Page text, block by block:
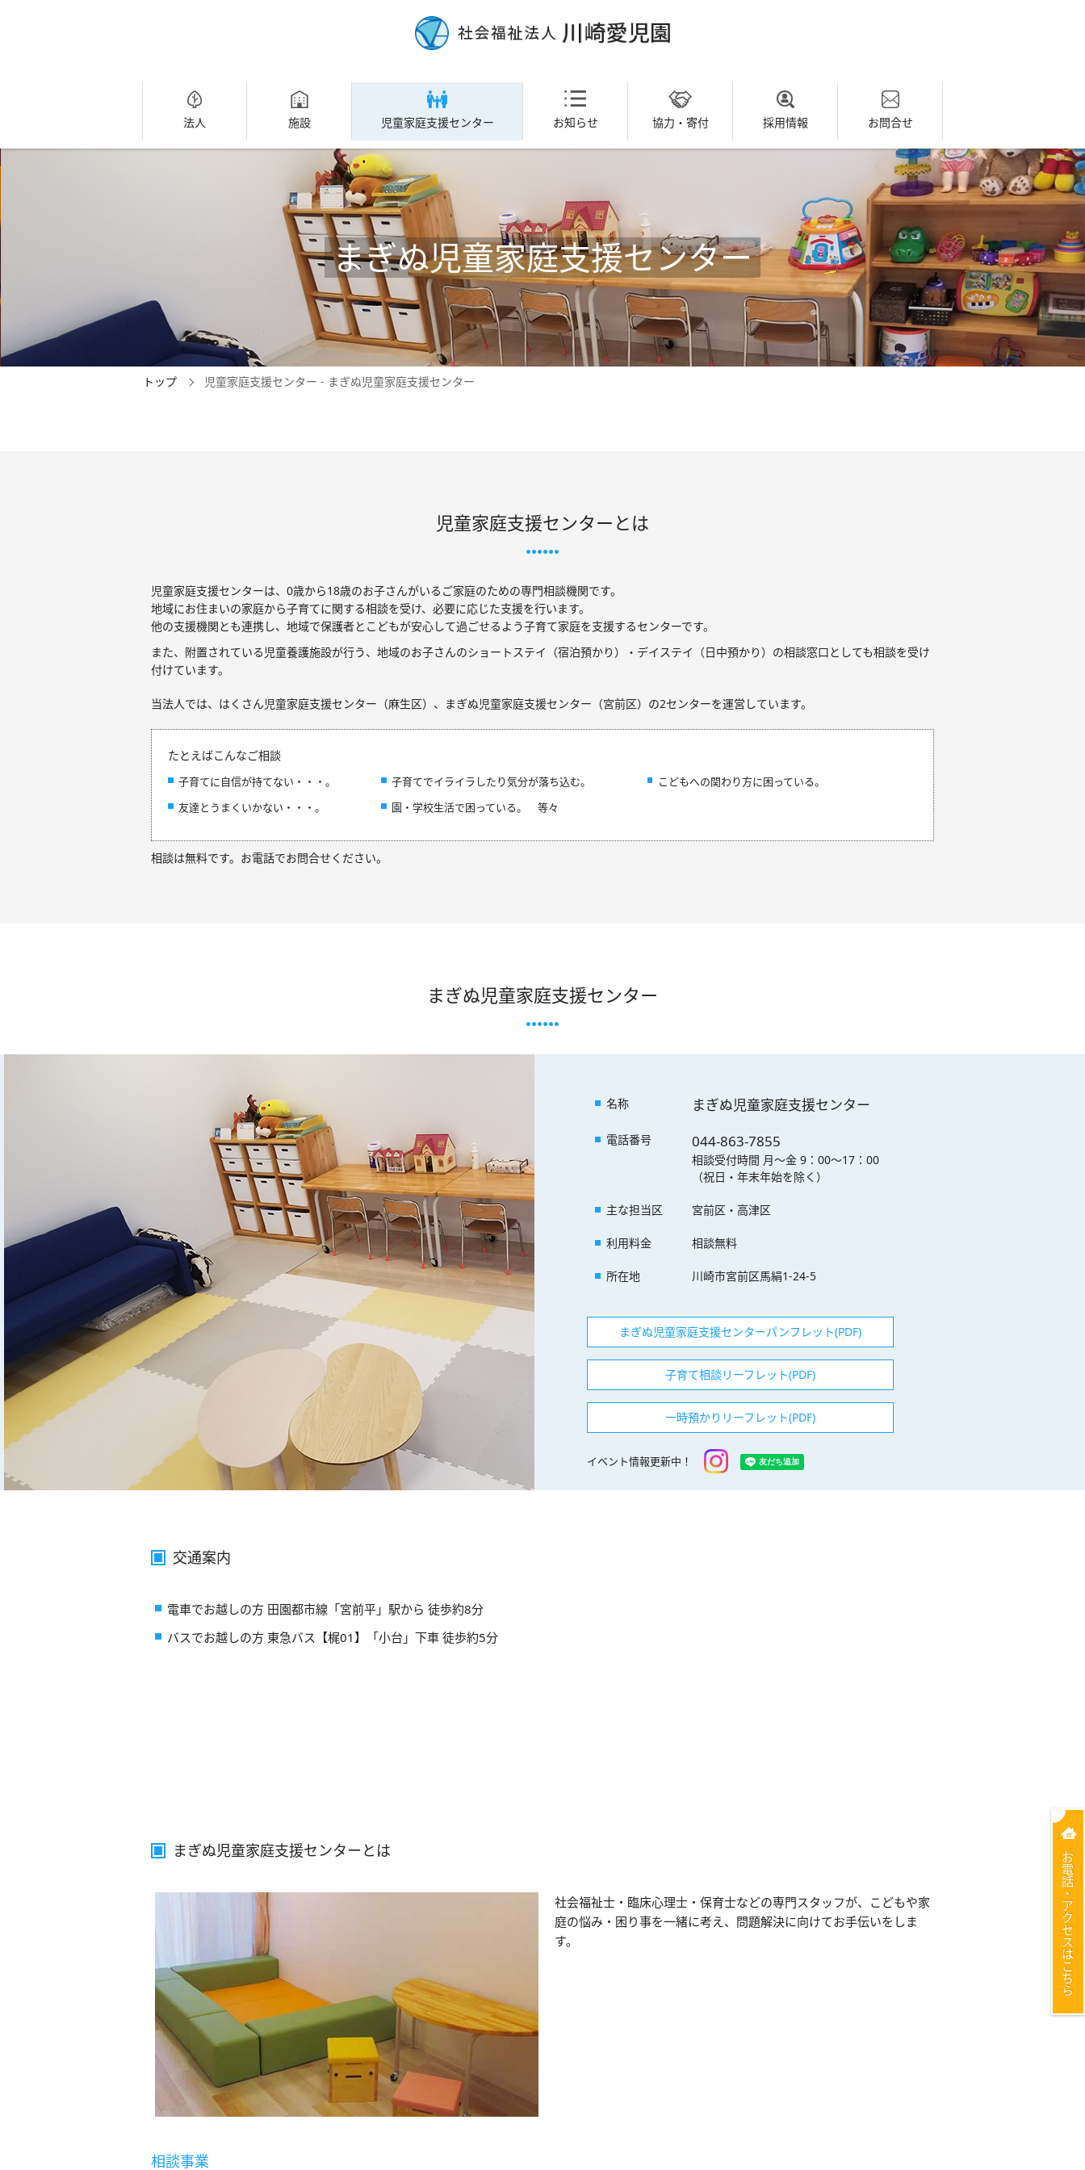
法人 施設 児童家庭支援センター お知らせ 協力・寄付 採用情報 お問合せ
まぎぬ児童家庭支援センター
トップ 児童家庭支援センター - まぎぬ児童家庭支援センター
児童家庭支援センターとは
児童家庭支援センターは、0歳から18歳のお子さんがいるご家庭のための専門相談機関です。
地域にお住まいの家庭から子育てに関する相談を受け、必要に応じた支援を行います。
他の支援機関とも連携し、地域で保護者とこどもが安心して過ごせるよう子育て家庭を支援するセンターです。
また、附置されている児童養護施設が行う、地域のお子さんのショートステイ（宿泊預かり）・デイステイ（日中預かり）の相談窓口としても相談を受け
付けています。
当法人では、はくさん児童家庭支援センター（麻生区）、まぎぬ児童家庭支援センター（宮前区）の2センターを運営しています。
たとえばこんなご相談
子育てに自信が持てない・・・。 子育てでイライラしたり気分が落ち込む。
こどもへの関わり方に困っている。
友達とうまくいかない・・・。
園・学校生活で困っている。 等々
相談は無料です。お電話でお問合せください。
まぎぬ児童家庭支援センター
名称 まぎぬ児童家庭支援センター
電話番号 044-863-7855
相談受付時間 月～金 9：00～17：00
（祝日・年末年始を除く）
主な担当区 宮前区・高津区
利用料金 相談無料
所在地 川崎市宮前区馬絹1-24-5
まぎぬ児童家庭支援センターパンフレット(PDF)
子育て相談リーフレット(PDF)
一時預かりリーフレット(PDF)
イベント情報更新中！
交通案内
電車でお越しの方 田園都市線「宮前平」駅から 徒歩約8分
バスでお越しの方 東急バス【梶01】「小台」下車 徒歩約5分
まぎぬ児童家庭支援センターとは
社会福祉士・臨床心理士・保育士などの専門スタッフが、こどもや家
庭の悩み・困り事を一緒に考え、問題解決に向けてお手伝いをしま
す。
相談事業
お電話・アクセスはこちら